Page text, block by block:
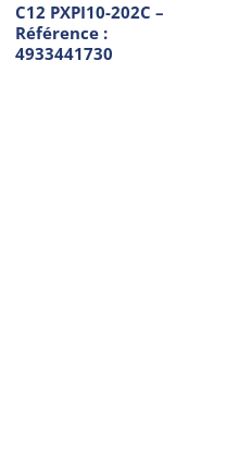
C12 PXPI10-202C –
Référence :
4933441730